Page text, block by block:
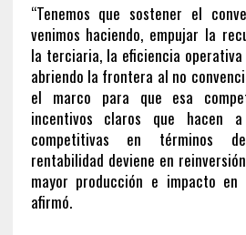
“Tenemos que sostener el
venimos haciendo, empujar la
la terciaria, la eficiencia
abriendo la frontera al no
el marco para que esa
incentivos claros que hacen
competitivas en términos
rentabilidad deviene en
mayor producción e impacto
afirmó.